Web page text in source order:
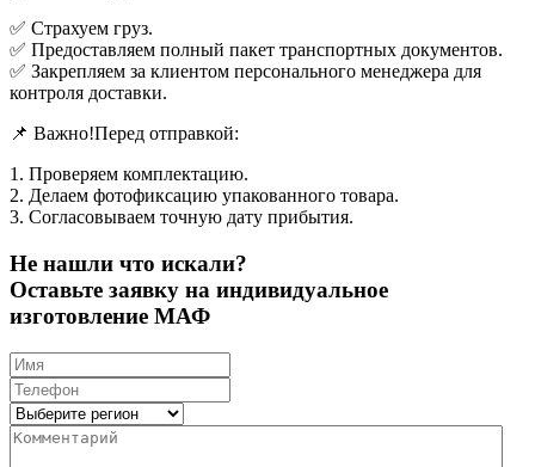
✅ Страхуем груз.
✅ Предоставляем полный пакет транспортных документов.
✅ Закрепляем за клиентом персонального менеджера для
контроля доставки.
📌 Важно!Перед отправкой:
1. Проверяем комплектацию.
2. Делаем фотофиксацию упакованного товара.
3. Согласовываем точную дату прибытия.
Не нашли что искали?
Оставьте заявку на индивидуальное
изготовление МАФ